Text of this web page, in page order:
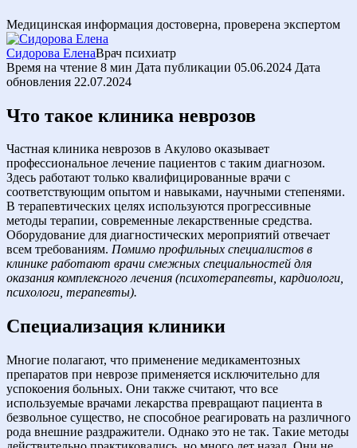
Медицинская информация достоверна, проверена экспертом
Сидорова ЕленаВрач психиатр
Время на чтение 8 мин Дата публикации 05.06.2024 Дата
обновления 22.07.2024
Что такое клиника неврозов
Частная клиника неврозов в Акулово оказывает
профессиональное лечение пациентов с таким диагнозом.
Здесь работают только квалифицированные врачи с
соответствующим опытом и навыками, научными степенями.
В терапевтических целях используются прогрессивные
методы терапии, современные лекарственные средства.
Оборудование для диагностических мероприятий отвечает
всем требованиям. Помимо профильных специалистов в
клинике работают врачи смежных специальностей для
оказания комплексного лечения (психотерапевты, кардиологи,
психологи, терапевты).
Специализация клиники
Многие полагают, что применение медикаментозных
препаратов при неврозе применяется исключительно для
успокоения больных. Они также считают, что все
используемые врачами лекарства превращают пациента в
безвольное существо, не способное реагировать на различного
рода внешние раздражители. Однако это не так. Такие методы